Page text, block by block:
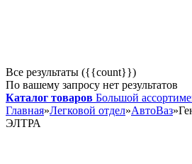
Все результаты ({{count}})
По вашему запросу нет результатов
Каталог товаров Большой
Главная»Легковой отдел»АвтоВаз»
ЭЛТРА